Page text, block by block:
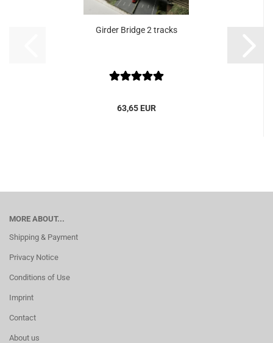
Girder Bridge 2 tracks
63,65 EUR
MORE ABOUT...
Shipping & Payment
Privacy Notice
Conditions of Use
Imprint
Contact
About us